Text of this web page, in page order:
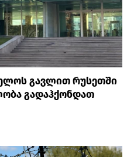
გავლით რუსეთში
გადაჰქონდათ